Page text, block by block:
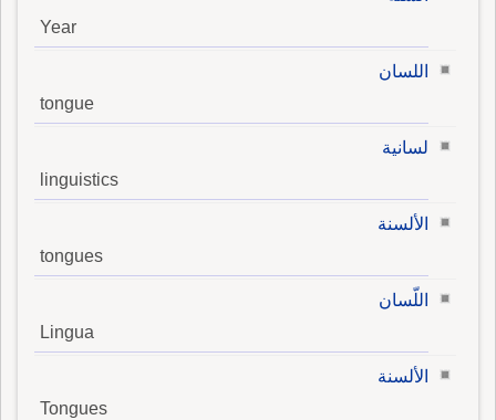
Year
اللسان
tongue
لسانية
linguistics
الألسنة
tongues
اللّسان
Lingua
الألسنة
Tongues